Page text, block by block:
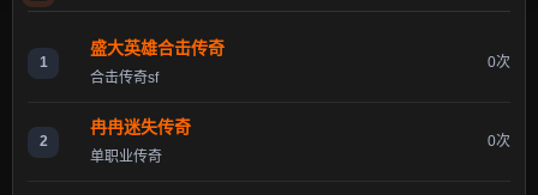
1
盛大英雄合击传奇
合击传奇sf
0次
2
冉冉迷失传奇
单职业传奇
0次